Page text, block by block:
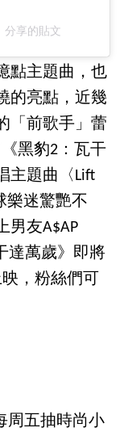
分享的貼文
點主題曲，也
的亮點，近幾
「前歌手」蕾
黑豹2：瓦干
主題曲〈Lift
樂迷驚艷不
男友A$AP
達萬歲》即將
，粉絲們可
周五抽時尚小